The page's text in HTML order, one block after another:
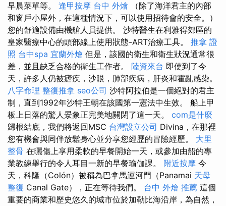
早晨菜單等。 逢甲按摩 台中 外燴 （除了海洋君主的內部
和窗戶小屋外，在這種情況下，可以使用招待會的安全。）
您的舒適設備由機艙人員提供。 沙特醫生在利雅得郊區的
皇家醫療中心的頭部線上使用狀態-ART治療工具。 推拿 證
照 台中spa 宜蘭外燴 但是，該國的衛生和衛生狀況通常很
差，並且缺乏合格的衛生工作者。 陸資來台 即使到了今
天，許多人仍被瘧疾，沙眼，肺部疾病，肝炎和霍亂感染。
八字命理 整復推拿 seo公司 沙特阿拉伯是一個絕對的君主
制，直到1992年沙特王朝在該國第一憲法中生效。 船上甲
板上日落的驚人景象正完美地關閉了這一天。 com是什麼
歸根結底，我們將返回MSC 台灣設立公司 Divina，在那裡
您有機會與同伴放鬆身心並分享您經歷的冒險經歷。 大里
整骨 在曬傷上享用柔軟的早餐開始一天，或參加由船的專
業教練舉行的令人耳目一新的早餐瑜伽課。 附近按摩 今
天，科隆（Colón）被稱為巴拿馬運河門（Panamai 天母
整復 Canal Gate），正在等待我們。 台中 外燴 推薦 這個
重要的商業和歷史悠久的城市位於加勒比海沿岸，為自然，